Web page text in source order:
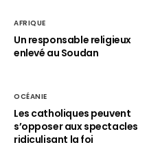
AFRIQUE
Un responsable religieux
enlevé au Soudan
OCÉANIE
Les catholiques peuvent
s’opposer aux spectacles
ridiculisant la foi